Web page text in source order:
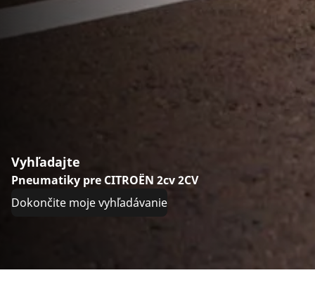
Vyhľadajte
Pneumatiky pre CITROËN 2cv 2CV
Dokončite moje vyhľadávanie